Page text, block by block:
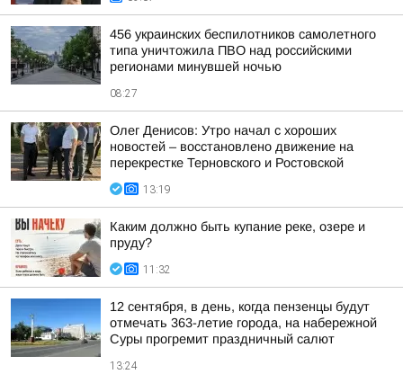
456 украинских беспилотников самолетного
типа уничтожила ПВО над российскими
регионами минувшей ночью
08:27
Олег Денисов: Утро начал с хороших
новостей – восстановлено движение на
перекрестке Терновского и Ростовской
13:19
Каким должно быть купание реке, озере и
пруду?
11:32
12 сентября, в день, когда пензенцы будут
отмечать 363-летие города, на набережной
Суры прогремит праздничный салют
13:24